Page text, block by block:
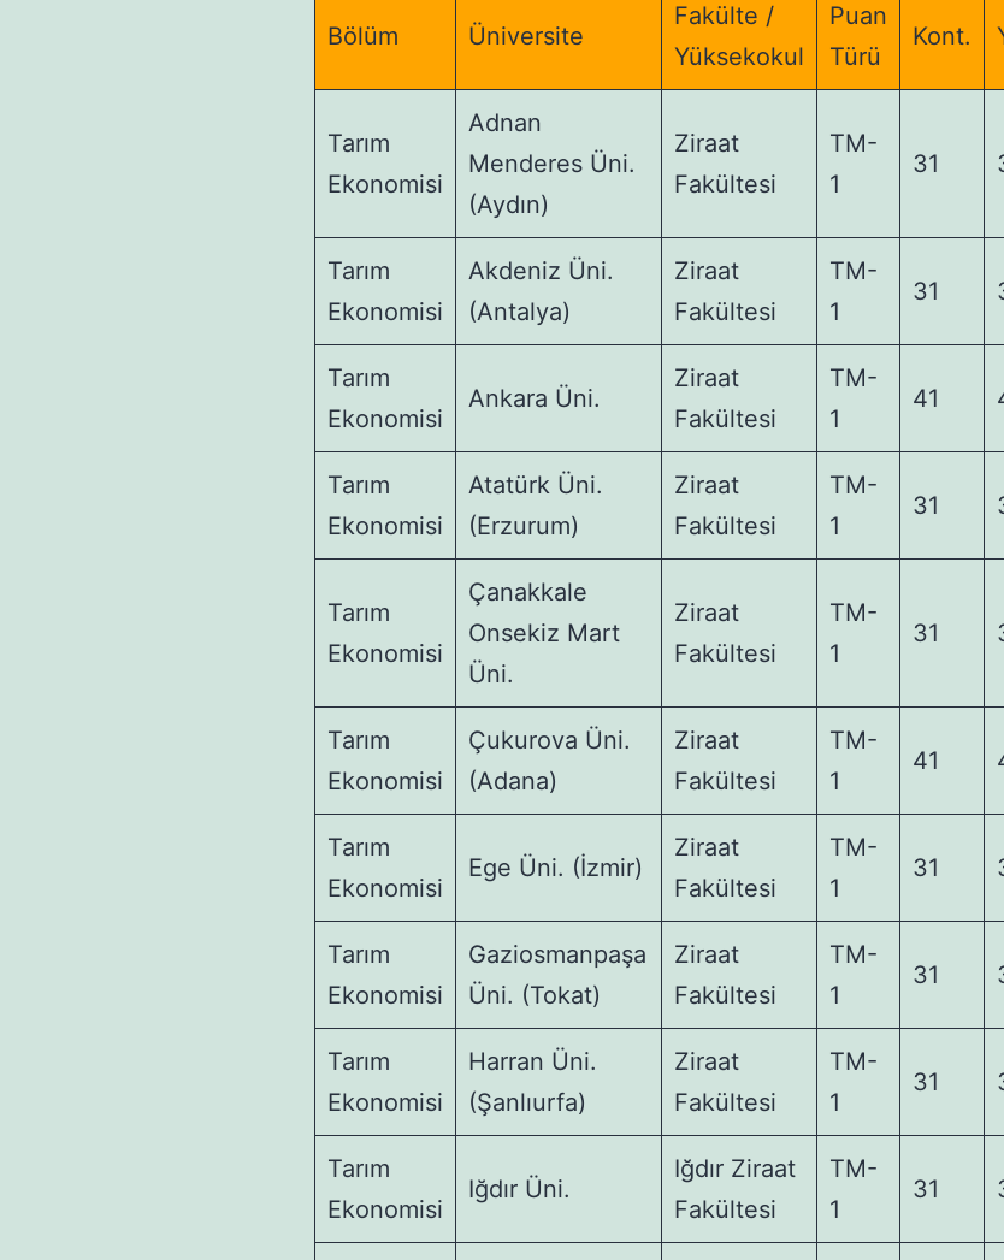
Bölüm Üniversite
Fakülte /
Yüksekokul
Puan
Türü
Kont.
Tarım
Ekonomisi
Adnan
Menderes Üni.
(Aydın)
Ziraat
Fakültesi
TM-
1
31
Tarım
Ekonomisi
Akdeniz Üni.
(Antalya)
Ziraat
Fakültesi
TM-
1
31
Tarım
Ekonomisi
Ankara Üni.
Ziraat
Fakültesi
TM-
1
41
Tarım
Ekonomisi
Atatürk Üni.
(Erzurum)
Ziraat
Fakültesi
TM-
1
31
Tarım
Ekonomisi
Çanakkale
Onsekiz Mart
Üni.
Ziraat
Fakültesi
TM-
1
31
Tarım
Ekonomisi
Çukurova Üni.
(Adana)
Ziraat
Fakültesi
TM-
1
41
Tarım
Ekonomisi
Ege Üni. (İzmir)
Ziraat
Fakültesi
TM-
1
31
Tarım
Ekonomisi
Gaziosmanpaşa
Üni. (Tokat)
Ziraat
Fakültesi
TM-
1
31
Tarım
Ekonomisi
Harran Üni.
(Şanlıurfa)
Ziraat
Fakültesi
TM-
1
31
Tarım
Ekonomisi
Iğdır Üni.
Iğdır Ziraat
Fakültesi
TM-
1
31